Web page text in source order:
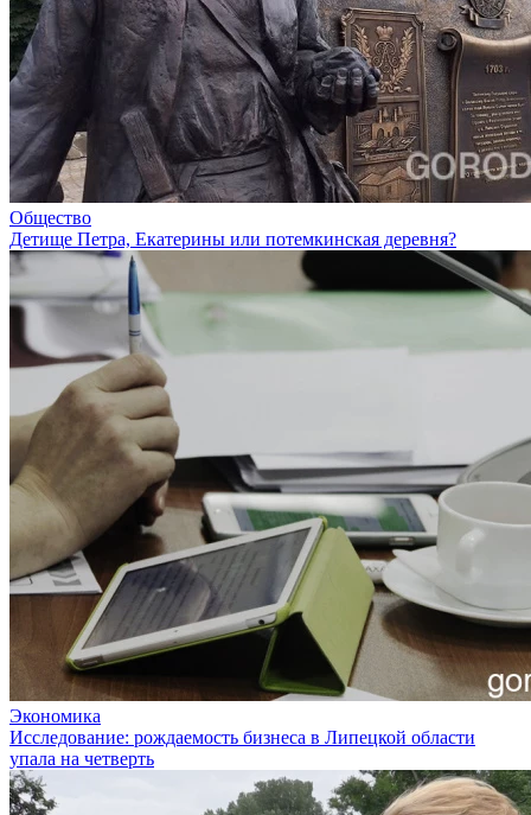
Общество
Детище Петра, Екатерины или потемкинская деревня?
Экономика
Исследование: рождаемость бизнеса в Липецкой области
упала на четверть